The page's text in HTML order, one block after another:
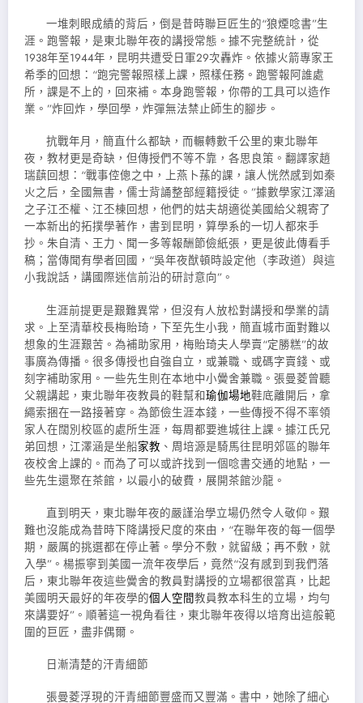
一堆刺眼成績的背后，倒是昔時聯巨匠生的“狼煙唸書”生
涯。跑警報，是東北聯年夜的講授常態。據不完整統計，從
1938年至1944年，昆明共遭受日軍29次轟炸。依據火箭專家王
希季的回想：“跑完警報照樣上課，照樣任務。跑警報阿誰處
所，課是不上的，回來補。本身跑警報，你帶的工具可以造作
業。”炸回炸，學回學，炸彈無法禁止師生的腳步。
抗戰年月，簡直什么都缺，而輾轉數千公里的東北聯年
夜，教材更是奇缺，但傳授們不等不靠，各思良策。翻譯家趙
瑞蕻回想：“戰事倥傯之中，上燕卜蓀的課，讓人恍然感到如秦
火之后，全國無書，儒士背誦整部經籍授徒。”據數學家江澤涵
之子江丕權、江丕棟回想，他們的姑夫胡適從美國給父親寄了
一本新出的拓撲學著作，書到昆明，算學系的一切人都來手
抄。朱自清、王力、聞一多等報酬節儉紙張，更是彼此傳看手
稿；當傳聞有學者回國，“吳年夜猷頓時設定他（李政道）與這
小我說話，講國際迷信前沿的研討意向”。
生涯前提更是艱難異常，但沒有人放松對講授和學業的請
求。上至清華校長梅貽琦，下至先生小我，簡直城市面對難以
想象的生涯艱苦。為補助家用，梅貽琦夫人學賣“定勝糕”的故
事廣為傳播。很多傳授也自強自立，或兼職、或碼字賣錢、或
刻字補助家用。一些先生則在本地中小黌舍兼職。張曼菱曾聽
父親講起，東北聯年夜教員的鞋幫和瑜伽場地鞋底離開后，拿
繩索捆在一路接著穿。為節儉生涯本錢，一些傳授不得不率領
家人在闊別校區的處所生涯，每周都要進城往上課。據江氏兄
弟回想，江澤涵是坐船家教 、周培源是騎馬往昆明郊區的聯年
夜校舍上課的。而為了可以或許找到一個唸書交通的地點，一
些先生還聚在茶館，以最小的破費，展開茶館沙龍。
直到明天，東北聯年夜的嚴謹治學立場仍然令人敬仰。艱
難也沒能成為昔時下降講授尺度的來由，“在聯年夜的每一個學
期，嚴厲的挑選都在停止著。學分不敷，就留級；再不敷，就
入學”。楊振寧到美國一流年夜學后，竟然“沒有感到到我們落
后，東北聯年夜這些黌舍的教員對講授的立場都很當真，比起
美國明天最好的年夜學的個人空間教員教本科生的立場，均勻
來講要好”。順著這一視角看往，東北聯年夜得以培育出這般範
圍的巨匠，盡非偶爾。
日漸清楚的汗青細節
張曼菱浮現的汗青細節豐盛而又豐滿。書中，她除了細心